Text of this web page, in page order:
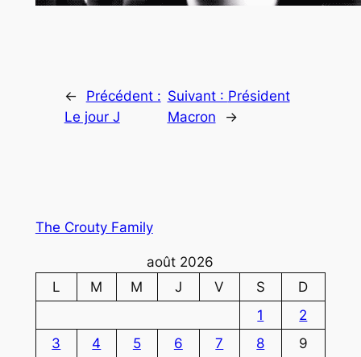
←
Précédent :
Le jour J
Suivant : Président
Macron
→
The Crouty Family
août 2026
L
M M J V S
D
1
2
3
4 5 6 7 8
9